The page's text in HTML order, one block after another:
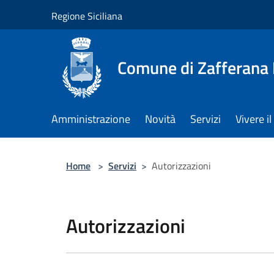
Regione Siciliana
Comune di Zafferana
Amministrazione Novità Servizi Vivere
Home > Servizi > Autorizzazioni
Autorizzazioni